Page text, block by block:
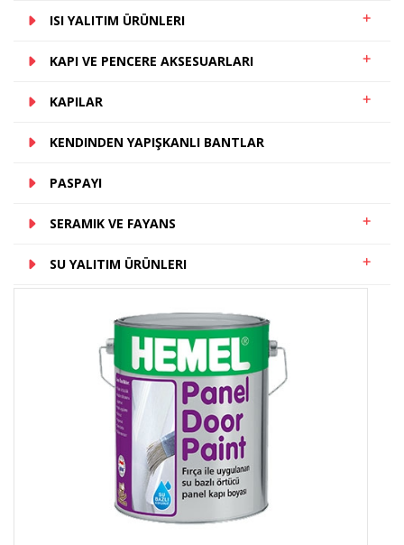
ISI YALITIM ÜRÜNLERI
KAPI VE PENCERE AKSESUARLARI
KAPILAR
KENDINDEN YAPIŞKANLI BANTLAR
PASPAYI
SERAMIK VE FAYANS
SU YALITIM ÜRÜNLERI